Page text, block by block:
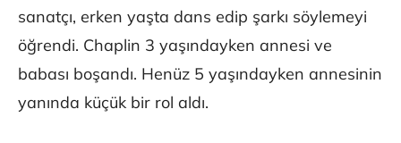
sanatçı, erken yaşta dans edip şarkı söylemeyi
öğrendi. Chaplin 3 yaşındayken annesi ve
babası boşandı. Henüz 5 yaşındayken annesinin
yanında küçük bir rol aldı.